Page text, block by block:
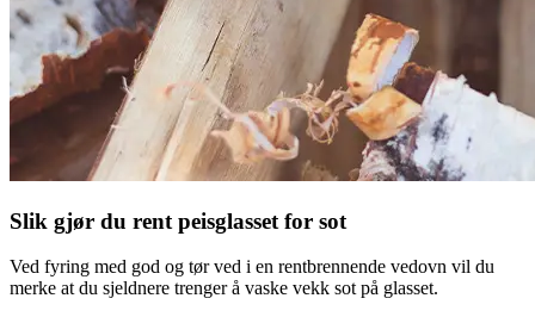
Slik gjør du rent peisglasset for sot
Ved fyring med god og tør ved i en rentbrennende vedovn vil du
merke at du sjeldnere trenger å vaske vekk sot på glasset.